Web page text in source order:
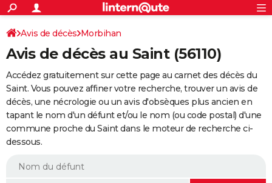
ACTUALITÉS
Politique
Société
Faits Divers
Education
Monde
Villes
+
SPORT
Coupe du monde 2026
Football
Tennis
Cyclisme
Rugby
Forum
Programme TV
TNT
Streaming
Cinéma
Sorties cinéma
Musique
+
FINANCE
Retraite
Epargne
Immobilier
Risques naturels par ville
Assurance
AUTO
Essais
Réserver un essai
Citadines
Berlines
SUV
Forum auto
+
HIGH-TECH
BRICOLAGE
Avis de décès Morbihan
Avis de décès au Saint (56110)
Accédez gratuitement sur cette page au carnet des décès du
Saint. Vous pouvez affiner votre recherche, trouver un avis de
décès, une nécrologie ou un avis d'obsèques plus ancien en
tapant le nom d'un défunt et/ou le nom (ou code postal) d'une
commune proche du Saint dans le moteur de recherche ci-
dessous.